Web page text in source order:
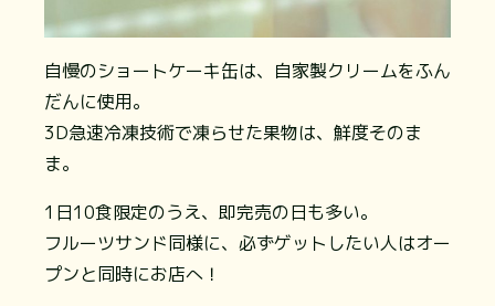
自慢のショートケーキ缶は、自家製クリームをふん
だんに使用。
3D急速冷凍技術で凍らせた果物は、鮮度そのま
ま。
1日10食限定のうえ、即完売の日も多い。
フルーツサンド同様に、必ずゲットしたい人はオー
プンと同時にお店へ！